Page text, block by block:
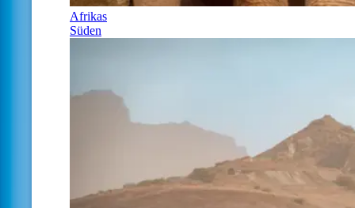
Afrikas
Süden